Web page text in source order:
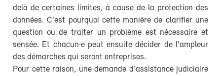
delà de certaines limites, à cause de la protection des
données. C'est pourquoi cette manière de clarifier une
question ou de traiter un problème est nécessaire et
sensée. Et chacun·e peut ensuite décider de l'ampleur
des démarches qui seront entreprises.
Pour cette raison, une demande d'assistance judiciaire